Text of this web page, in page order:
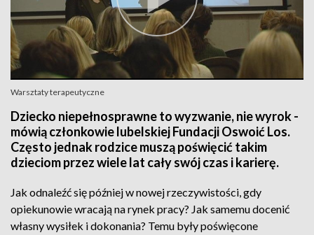
Warsztaty terapeutyczne
Dziecko niepełnosprawne to wyzwanie, nie wyrok -
mówią członkowie lubelskiej Fundacji Oswoić Los.
Często jednak rodzice muszą poświęcić takim
dzieciom przez wiele lat cały swój czas i karierę.
Jak odnaleźć się później w nowej rzeczywistości, gdy
opiekunowie wracają na rynek pracy? Jak samemu docenić
własny wysiłek i dokonania? Temu były poświęcone